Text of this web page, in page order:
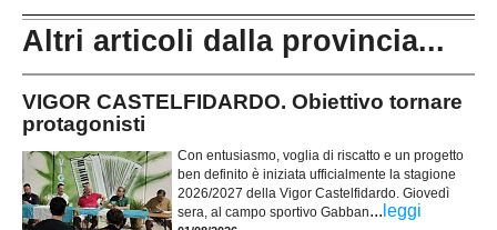
Altri articoli dalla provincia...
VIGOR CASTELFIDARDO. Obiettivo tornare
protagonisti
Con entusiasmo, voglia di riscatto e un progetto
ben definito è iniziata ufficialmente la stagione
2026/2027 della Vigor Castelfidardo. Giovedì
sera, al campo sportivo Gabban... leggi